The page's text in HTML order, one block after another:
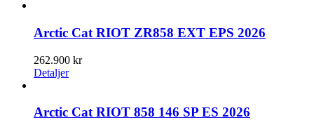
Arctic Cat RIOT ZR858 EXT EPS 2026
262.900 kr
Detaljer
Arctic Cat RIOT 858 146 SP ES 2026